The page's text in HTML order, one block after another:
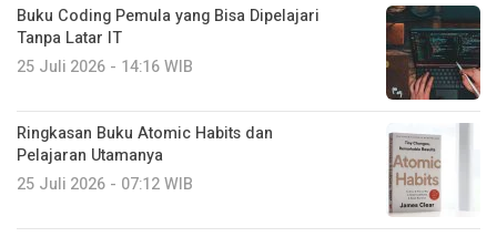
Buku Coding Pemula yang Bisa Dipelajari
Tanpa Latar IT
25 Juli 2026 - 14:16 WIB
Ringkasan Buku Atomic Habits dan
Pelajaran Utamanya
25 Juli 2026 - 07:12 WIB